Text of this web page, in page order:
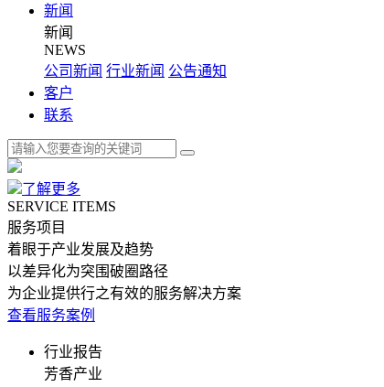
新闻
新闻
NEWS
公司新闻 行业新闻 公告通知
客户
联系
了解更多
SERVICE ITEMS
服务项目
着眼于产业发展及趋势
以差异化为突围破圈路径
为企业提供行之有效的服务解决方案
查看服务案例
行业报告
芳香产业